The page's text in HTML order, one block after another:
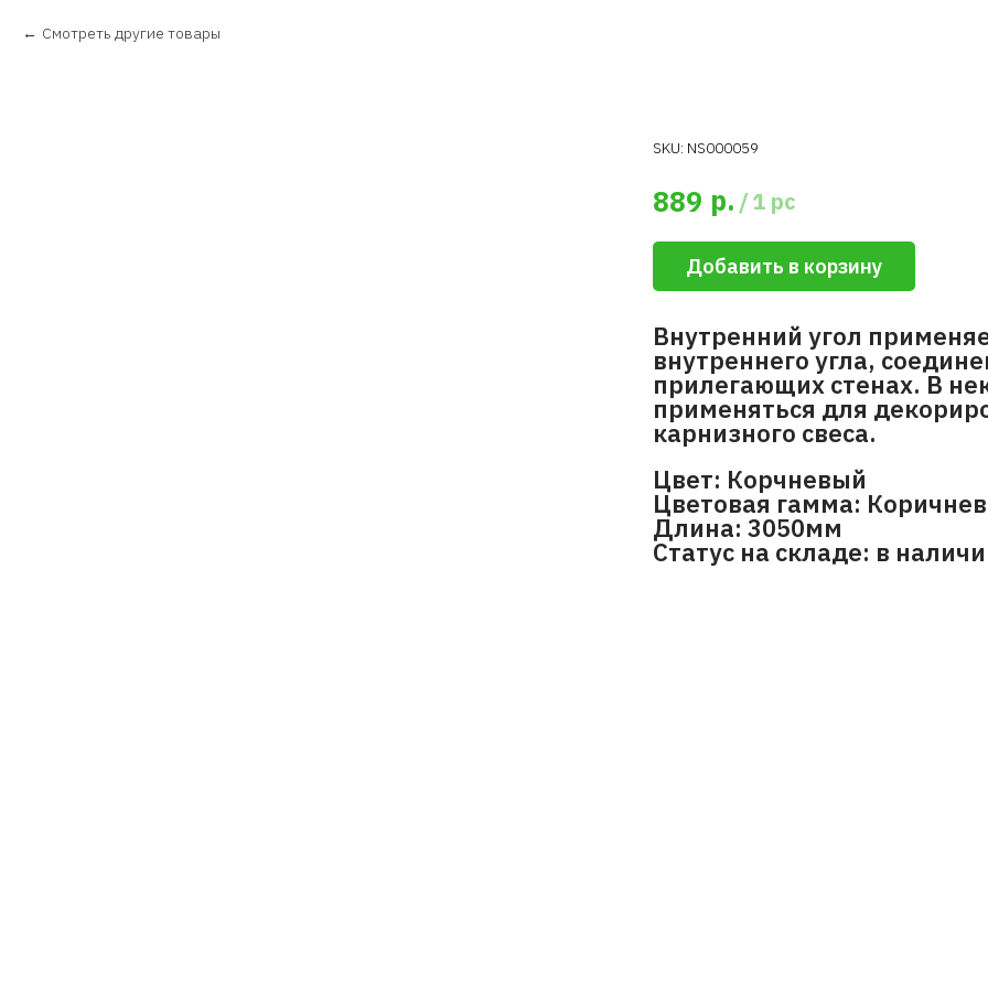
Смотреть другие товары
SKU: NS000059
889 р. /1 pc
Добавить в корзину
Внутренний угол
внутреннего угла,
прилегающих стенах. В
применяться для
карнизного свеса.
Цвет: Корчневый
Цветовая гамма:
Длина: 3050мм
Статус на складе: в